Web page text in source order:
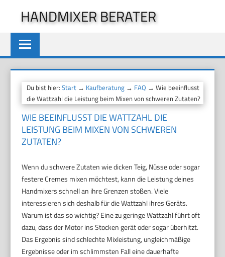
springen
HANDMIXER BERATER
Du bist hier:Start → Kaufberatung → FAQ → Wie beeinflusst
die Wattzahl die Leistung beim Mixen von schweren Zutaten?
WIE BEEINFLUSST DIE WATTZAHL DIE
LEISTUNG BEIM MIXEN VON SCHWEREN
ZUTATEN?
Wenn du schwere Zutaten wie dicken Teig, Nüsse oder sogar
festere Cremes mixen möchtest, kann die Leistung deines
Handmixers schnell an ihre Grenzen stoßen. Viele
interessieren sich deshalb für die Wattzahl ihres Geräts.
Warum ist das so wichtig? Eine zu geringe Wattzahl führt oft
dazu, dass der Motor ins Stocken gerät oder sogar überhitzt.
Das Ergebnis sind schlechte Mixleistung, ungleichmäßige
Ergebnisse oder im schlimmsten Fall eine dauerhafte